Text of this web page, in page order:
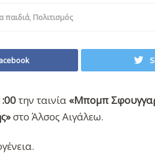
παιδιά, Πολιτισμός
την ταινία «Μπομπ
στο Άλσος Αιγάλεω.